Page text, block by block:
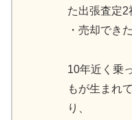
た出張査定2
・売却でき
10年近く乗
もが生まれ
り、